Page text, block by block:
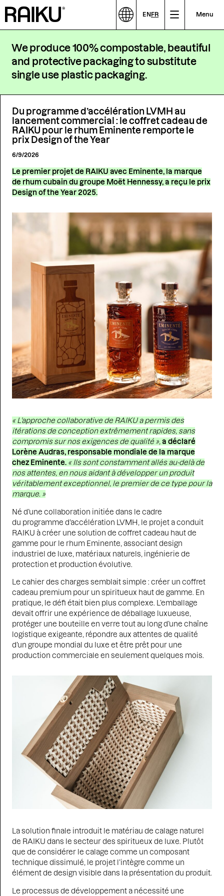
We produce 100% compostable, beautiful
and protective packaging to substitute
single use plastic packaging.
ENFR Menu
Du programme d’accélération LVMH au
lancement commercial : le coffret cadeau de
RAIKU pour le rhum Eminente remporte le
prix Design of the Year
6/9/2026
Le premier projet de RAIKU avec Eminente, la marque
de rhum cubain du groupe Moët Hennessy, a reçu le prix
Design of the Year 2025.
« L’approche collaborative de RAIKU a permis des
itérations de conception extrêmement rapides, sans
compromis sur nos exigences de qualité »,a déclaré
Lorène Audras, responsable mondiale de la marque
chez Eminente. « Ils sont constamment allés au-delà de
nos attentes, en nous aidant à développer un produit
véritablement exceptionnel, le premier de ce type pour la
marque. »
Né d’une collaboration initiée dans le cadre
du programme d’accélération LVMH, le projet a conduit
RAIKU à créer une solution de coffret cadeau haut de
gamme pour le rhum Eminente, associant design
industriel de luxe, matériaux naturels, ingénierie de
protection et production évolutive.
Le cahier des charges semblait simple : créer un coffret
cadeau premium pour un spiritueux haut de gamme. En
pratique, le défi était bien plus complexe. L’emballage
devait offrir une expérience de déballage luxueuse,
protéger une bouteille en verre tout au long d’une chaîne
logistique exigeante, répondre aux attentes de qualité
d’un groupe mondial du luxe et être prêt pour une
production commerciale en seulement quelques mois.
La solution finale introduit le matériau de calage naturel
de RAIKU dans le secteur des spiritueux de luxe. Plutôt
que de considérer le calage comme un composant
technique dissimulé, le projet l’intègre comme un
élément de design visible dans la présentation du produit.
Le processus de développement a nécessité une